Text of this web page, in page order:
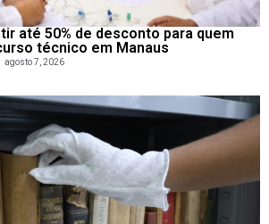
até 50% de desconto para quem
técnico em Manaus
agosto 7, 2026